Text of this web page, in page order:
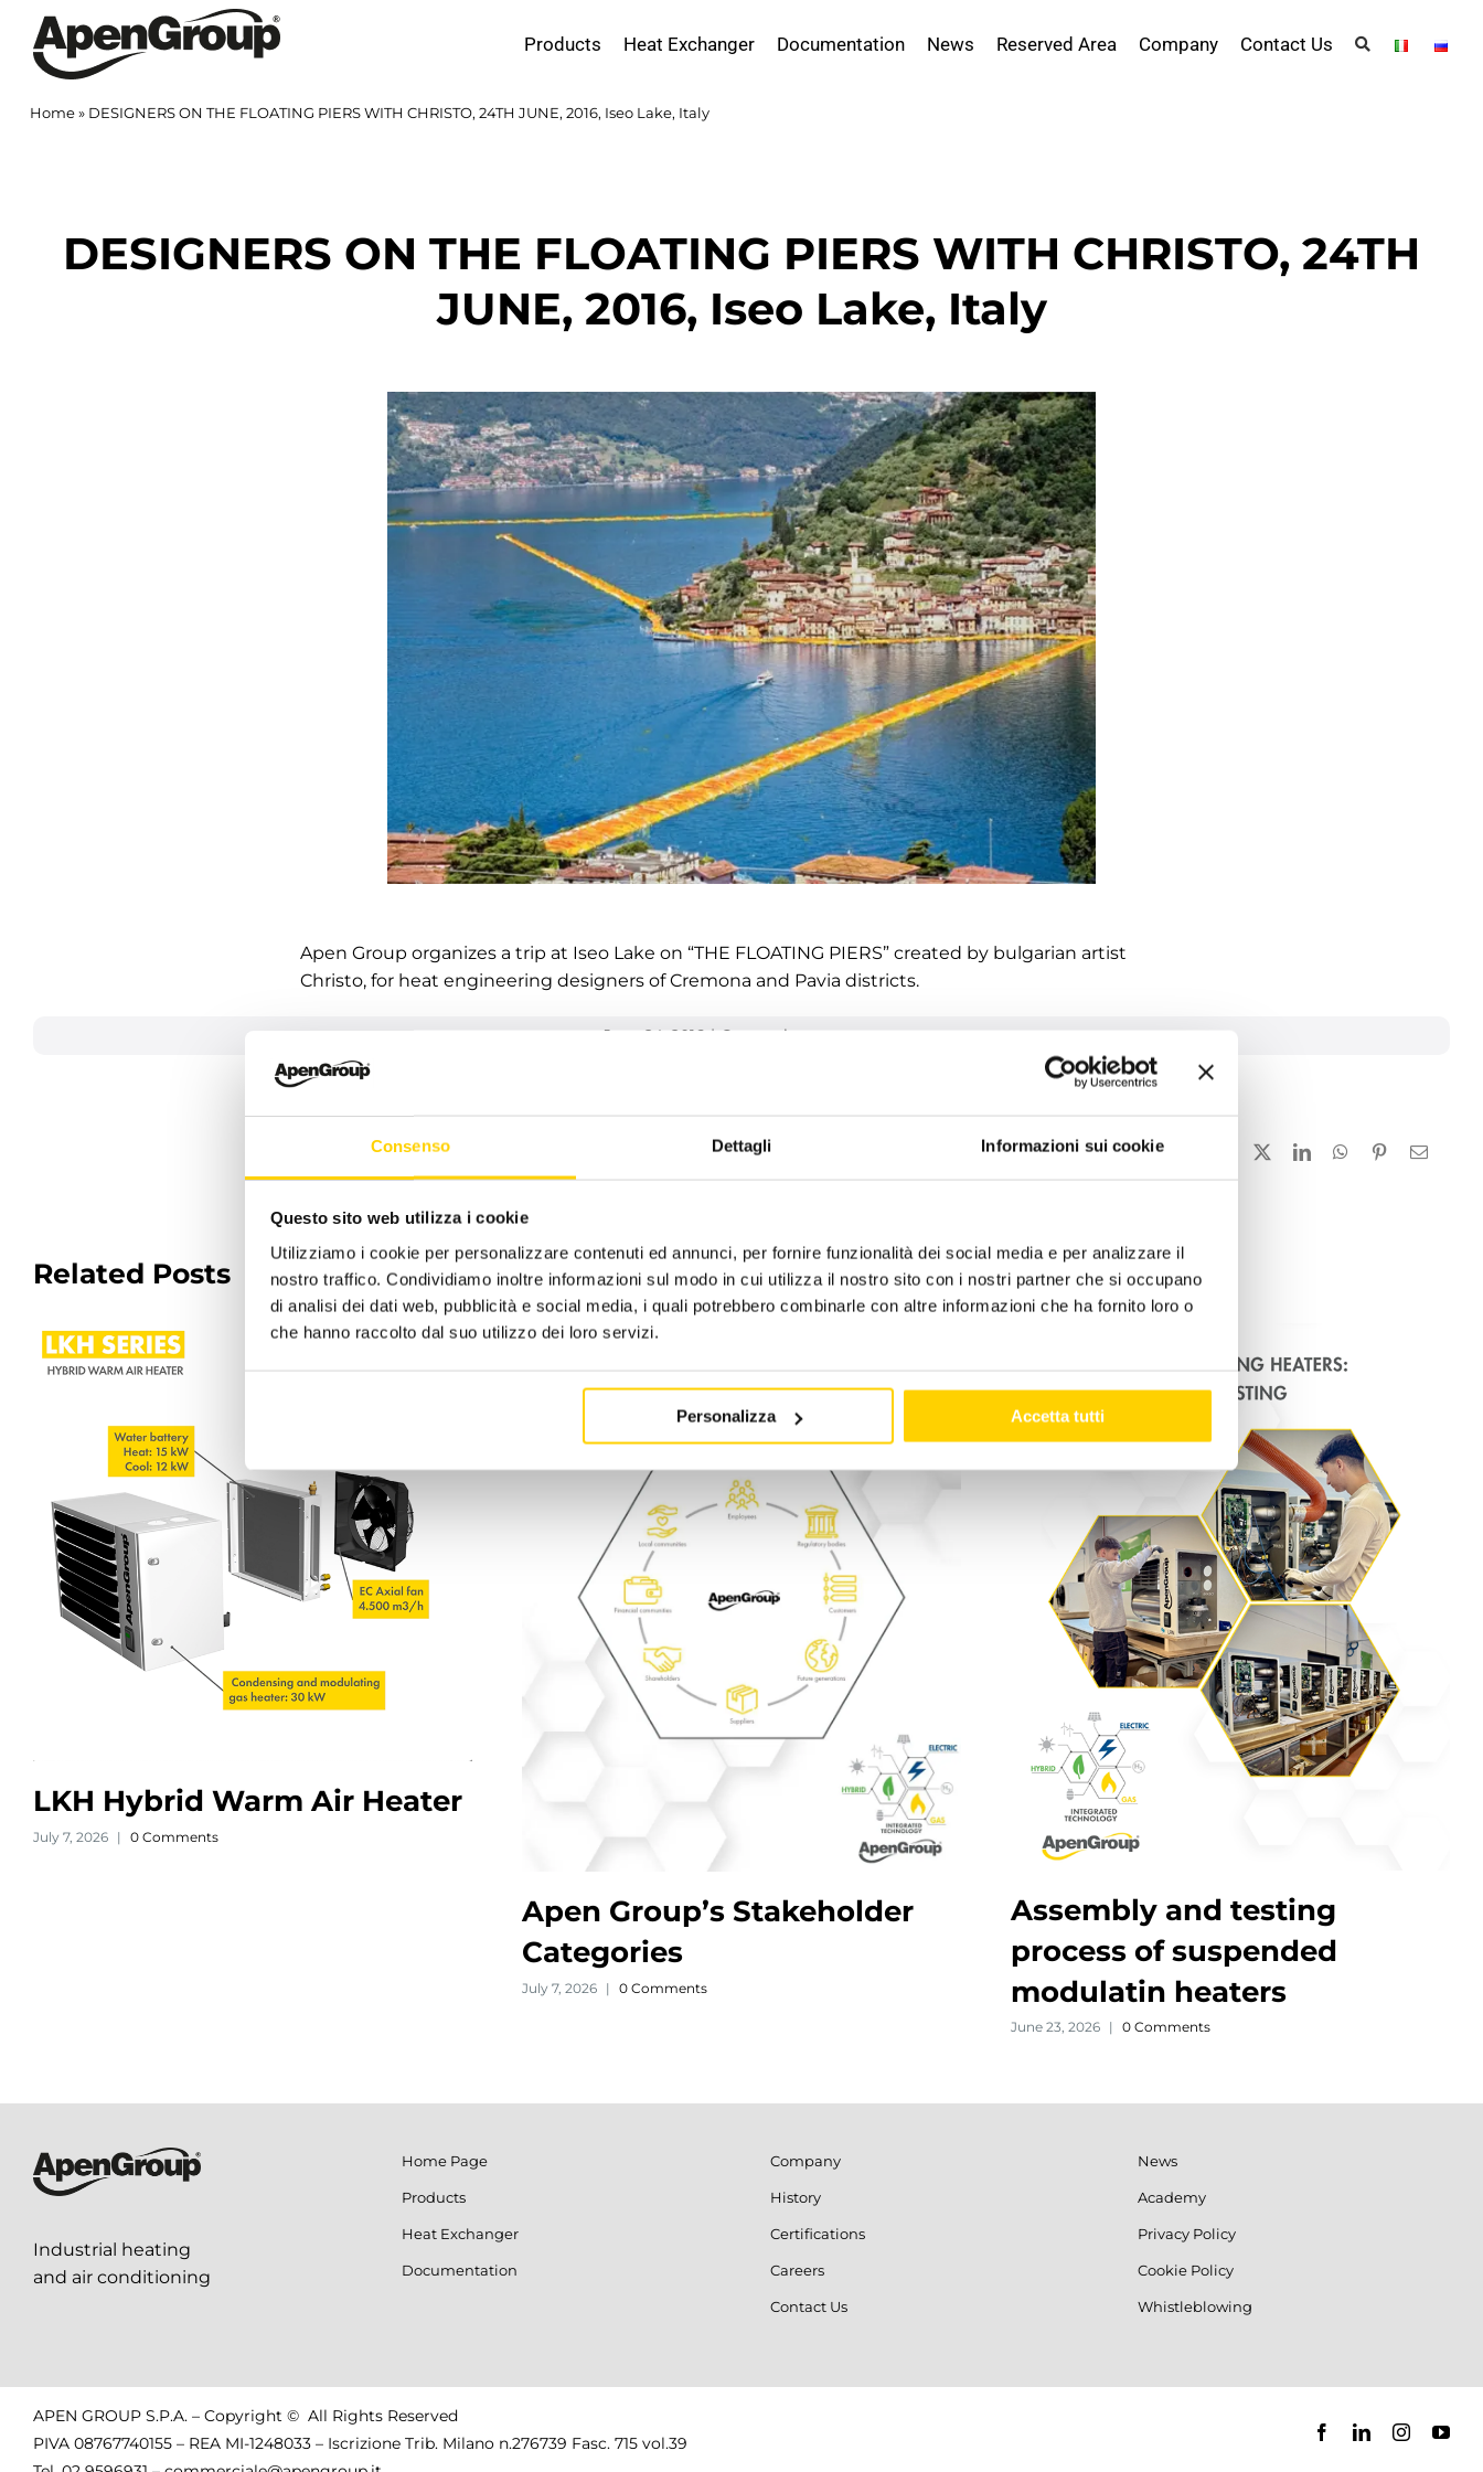
Consenso Dettagli Informazioni sui cookie
Questo sito web utilizza i cookie
Utilizziamo i cookie per personalizzare contenuti ed annunci, per fornire funzionalità dei social media e per analizzare il
nostro traffico. Condividiamo inoltre informazioni sul modo in cui utilizza il nostro sito con i nostri partner che si occupano
di analisi dei dati web, pubblicità e social media, i quali potrebbero combinarle con altre informazioni che ha fornito loro o
che hanno raccolto dal suo utilizzo dei loro servizi.
Personalizza Accetta tutti
content
Products Heat Exchanger Documentation News Reserved Area Company Contact Us
Home» DESIGNERS ON THE FLOATING PIERS WITH CHRISTO, 24TH JUNE, 2016, Iseo Lake, Italy
DESIGNERS ON THE FLOATING PIERS WITH CHRISTO, 24TH
JUNE, 2016, Iseo Lake, Italy
View
Larger
Image
Apen Group organizes a trip at Iseo Lake on “THE FLOATING PIERS” created by bulgarian artist
Christo, for heat engineering designers of Cremona and Pavia districts.
June 24, 2016 | Categories:
Facebook LinkedInWhatsApp
PinterestEmail
Related Posts
LKH Hybrid Warm Air Heater
July 7, 2026 | 0 Comments
Apen Group’s Stakeholder
Categories
July 7, 2026 | 0 Comments
Assembly and testing
process of suspended
modulatin heaters
June 23, 2026 | 0 Comments
Industrial heating
and air conditioning
Home Page
Products
Heat Exchanger
Documentation
Company
History
Certifications
Careers
Contact Us
News
Academy
Privacy Policy
Cookie Policy
Whistleblowing
APEN GROUP S.P.A. – Copyright © All Rights Reserved
PIVA 08767740155 – REA MI-1248033 – Iscrizione Trib. Milano n.276739 Fasc. 715 vol.39